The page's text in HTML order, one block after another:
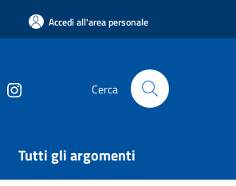
Accedi all'area personale
Cerca
Tutti gli argomenti